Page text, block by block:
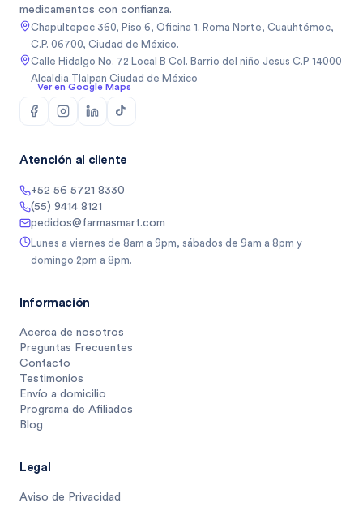
medicamentos con confianza.
Chapultepec 360, Piso 6, Oficina 1. Roma Norte, Cuauhtémoc,
C.P. 06700, Ciudad de México.
Calle Hidalgo No. 72 Local B Col. Barrio del niño Jesus C.P 14000
Alcaldia Tlalpan Ciudad de México
Ver en Google Maps
Atención al cliente
+52 56 5721 8330
(55) 9414 8121
pedidos@farmasmart.com
Lunes a viernes de 8am a 9pm, sábados de 9am a 8pm y
domingo 2pm a 8pm.
Información
Acerca de nosotros
Preguntas Frecuentes
Contacto
Testimonios
Envío a domicilio
Programa de Afiliados
Blog
Legal
Aviso de Privacidad